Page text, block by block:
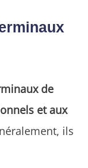
de
et aux
ils